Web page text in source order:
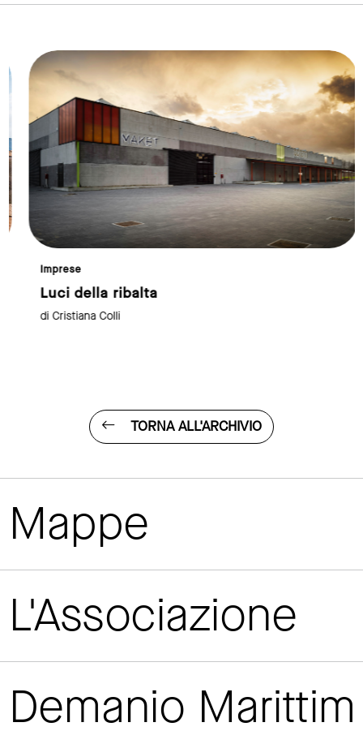
Imprese
Luci della ribalta
di Cristiana Colli
link to page
TORNA ALL'ARCHIVIO
Mappe
L'Associazione
Demanio